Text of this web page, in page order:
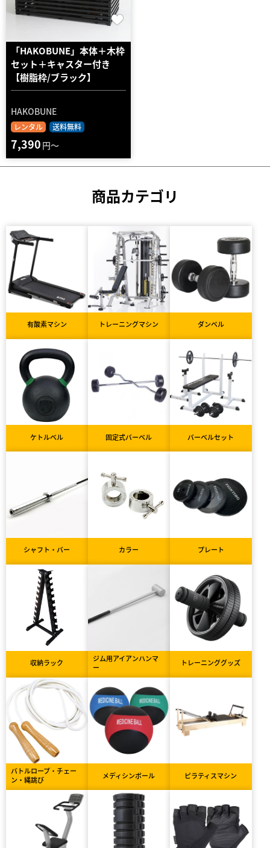
「HAKOBUNE」本体＋木枠
セット＋キャスター付き
【樹脂枠/ブラック】
HAKOBUNE
レンタル 送料無料
7,390 円～
商品カテゴリ
有酸素マシン トレーニングマシン ダンベル
ケトルベル 固定式バーベル バーベルセット
シャフト・バー カラー プレート
収納ラック
ジム用アイアンハンマ
ー
トレーニンググッズ
バトルロープ・チェー
ン・縄跳び
メディシンボール ピラティスマシン